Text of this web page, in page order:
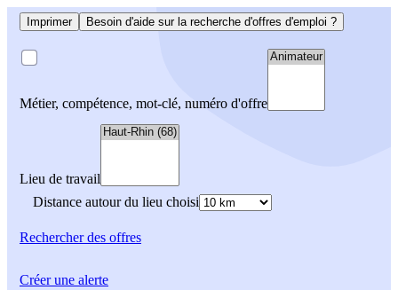
Imprimer Besoin d'aide sur la recherche d'offres d'emploi ?
Métier, compétence, mot-clé, numéro d'offre
Lieu de travail
Distance autour du lieu choisi
Rechercherdes offres
Créer une alerte